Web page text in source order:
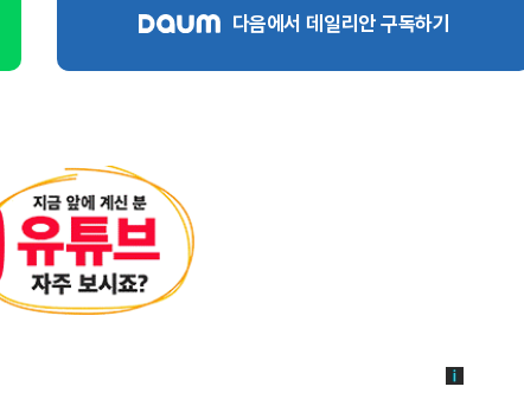
다음에서 데일리안 구독하기